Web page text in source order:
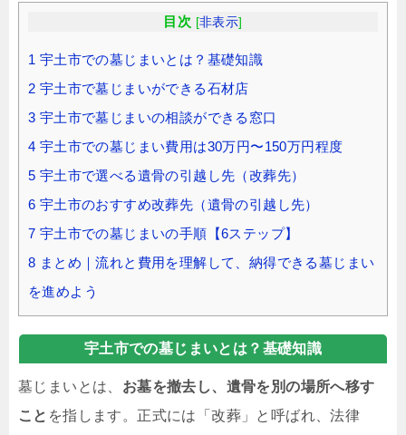
目次 [非表示]
1 宇土市での墓じまいとは？基礎知識
2 宇土市で墓じまいができる石材店
3 宇土市で墓じまいの相談ができる窓口
4 宇土市での墓じまい費用は30万円〜150万円程度
5 宇土市で選べる遺骨の引越し先（改葬先）
6 宇土市のおすすめ改葬先（遺骨の引越し先）
7 宇土市での墓じまいの手順【6ステップ】
8 まとめ｜流れと費用を理解して、納得できる墓じまい
を進めよう
宇土市での墓じまいとは？基礎知識
墓じまいとは、 お墓を撤去し、遺骨を別の場所へ移す
こと を指します。正式には「改葬」と呼ばれ、法律